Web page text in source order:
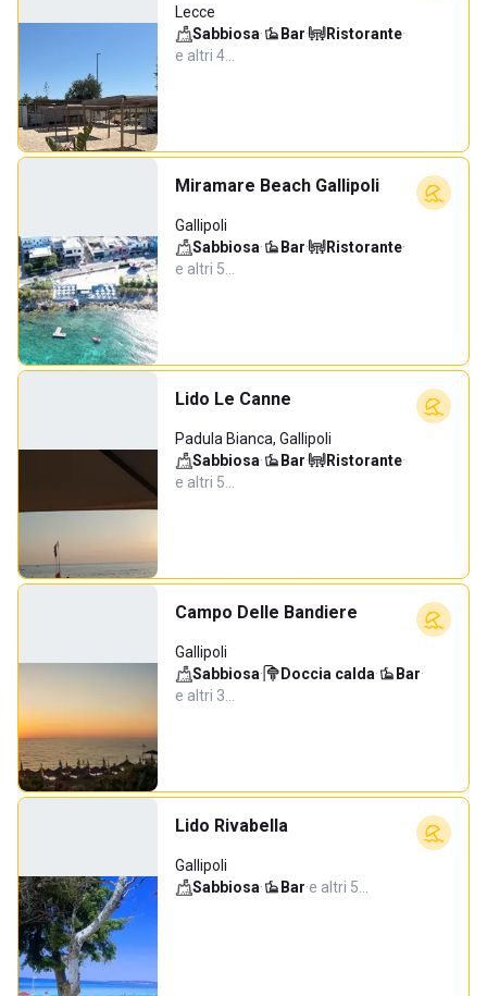
Lecce
Sabbiosa· Bar· Ristorante·
e altri 4…
Miramare Beach Gallipoli
Gallipoli
Sabbiosa· Bar· Ristorante·
e altri 5…
Lido Le Canne
Padula Bianca, Gallipoli
Sabbiosa· Bar· Ristorante·
e altri 5…
Campo Delle Bandiere
Gallipoli
Sabbiosa· Doccia calda· Bar·
e altri 3…
Lido Rivabella
Gallipoli
Sabbiosa· Bar·e altri 5…